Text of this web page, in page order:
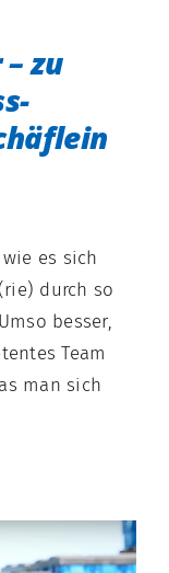
zu
es sich
durch so
besser,
Team
man sich